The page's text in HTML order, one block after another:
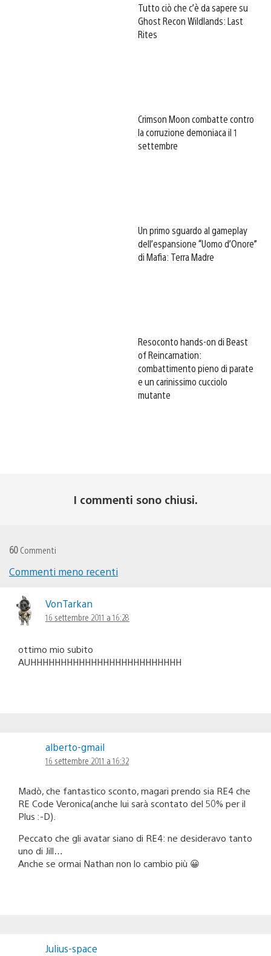
Tutto ciò che c’è da sapere su
Ghost Recon Wildlands: Last
Rites
Crimson Moon combatte contro
la corruzione demoniaca il 1
settembre
Un primo sguardo al gameplay
dell’espansione “Uomo d’Onore”
di Mafia: Terra Madre
Resoconto hands-on di Beast
of Reincarnation:
combattimento pieno di parate
e un carinissimo cucciolo
mutante
I commenti sono chiusi.
60 Commenti
commenti
Commenti meno recenti
VonTarkan
16 settembre 2011 a 16:28
ottimo mio subito
AUHHHHHHHHHHHHHHHHHHHHHHHHH
alberto-gmail
16 settembre 2011 a 16:32
Madò, che fantastico sconto, magari prendo sia RE4 che
RE Code Veronica(anche lui sarà scontato del 50% per il
Plus :-D).
Peccato che gli avatar siano di RE4: ne desideravo tanto
uno di Jill…
Anche se ormai Nathan non lo cambio più 😀
Julius-space